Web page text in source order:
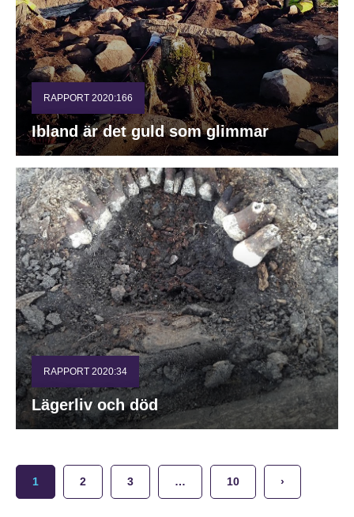
RAPPORT 2020:166
Ibland är det guld som glimmar
RAPPORT 2020:34
Lägerliv och död
1 2 3 … 10 ›